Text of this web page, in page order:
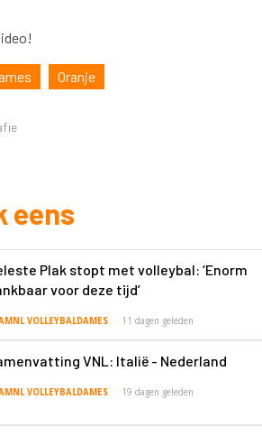
Oranje
eens
Plak stopt met volleybal: ‘Enorm
voor deze tijd’
VOLLEYBALDAMES 11 dagen geleden
VNL: Italië - Nederland
VOLLEYBALDAMES 19 dagen geleden